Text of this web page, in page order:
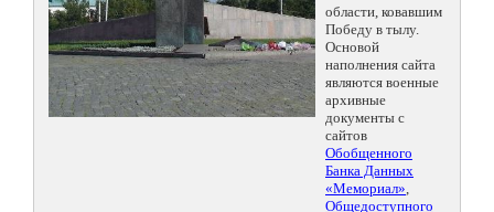
области, ковавшим
Победу в тылу.
Основой
наполнения сайта
являются военные
архивные
документы с
сайтов
Обобщенного
Банка Данных
«Мемориал»,
Общедоступного